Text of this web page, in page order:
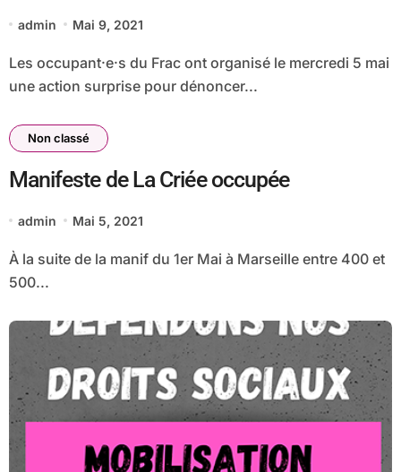
admin Mai 9, 2021
Les occupant·e·s du Frac ont organisé le mercredi 5 mai
une action surprise pour dénoncer...
Non classé
Manifeste de La Criée occupée
admin Mai 5, 2021
À la suite de la manif du 1er Mai à Marseille entre 400 et
500...